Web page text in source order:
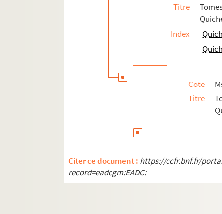
Titre
Index
Cote
Titre
Citer ce document : https://ccfr.bnf.fr/
record=eadcgm:EADC: